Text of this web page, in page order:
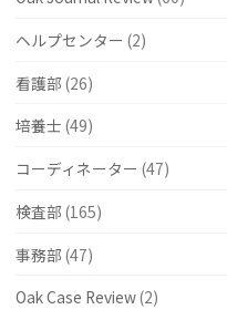
ヘルプセンター (2)
看護部 (26)
培養士 (49)
コーディネーター (47)
検査部 (165)
事務部 (47)
Oak Case Review(2)